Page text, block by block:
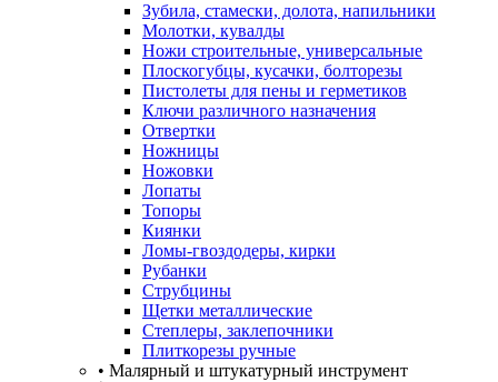
Зубила, стамески, долота, напильники
Молотки, кувалды
Ножи строительные, универсальные
Плоскогубцы, кусачки, болторезы
Пистолеты для пены и герметиков
Ключи различного назначения
Отвертки
Ножницы
Ножовки
Лопаты
Топоры
Киянки
Ломы-гвоздодеры, кирки
Рубанки
Струбцины
Щетки металлические
Степлеры, заклепочники
Плиткорезы ручные
• Малярный и штукатурный инструмент